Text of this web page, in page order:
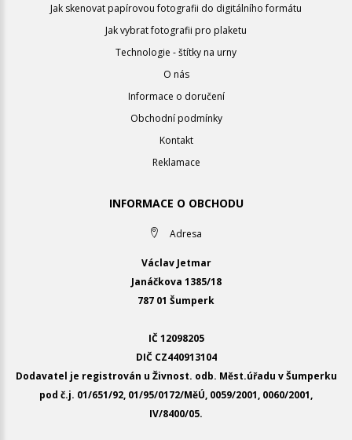
Jak skenovat papírovou fotografii do digitálního formátu
Jak vybrat fotografii pro plaketu
Technologie - štítky na urny
O nás
Informace o doručení
Obchodní podmínky
Kontakt
Reklamace
INFORMACE O OBCHODU
Adresa
Václav Jetmar
Janáčkova 1385/18
787 01 Šumperk
IČ 12098205
DIČ CZ440913104
Dodavatel je registrován u Živnost. odb. Měst.úřadu v Šumperku
pod č.j. 01/651/92, 01/95/0172/MěÚ, 0059/2001, 0060/2001,
IV/8400/05.